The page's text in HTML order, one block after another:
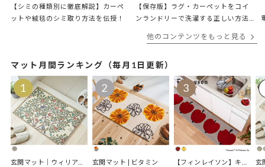
【シミの種類別に徹底解説】カーペ
ットや絨毯のシミ取り方法を伝授！
【保存版】ラグ・カーペットをコイ
ンランドリーで洗濯する正しい方法
他のコンテンツをもっと見る
マット月間ランキング（毎月1日更新）
玄関マット｜ウィリアムモリス ケルムスコットツリー 玄関マット | ビタミン